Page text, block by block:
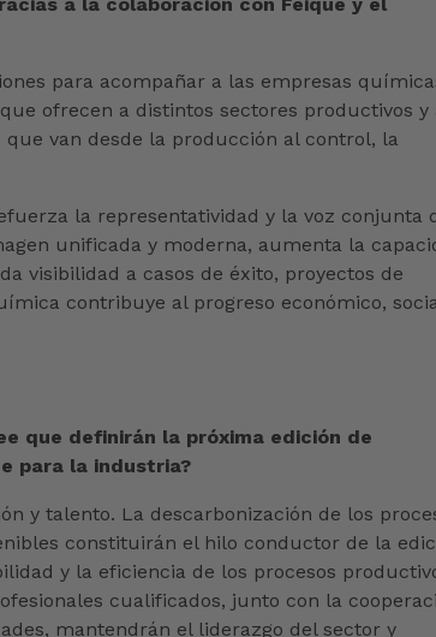
para acompañar a las empresas
ofrecen a distintos sectores productivos y
van desde la producción al control, la
la representatividad y la voz conjunta
unificada y moderna, aumenta la
visibilidad a casos de éxito, proyectos de
contribuye al progreso económico,
que definirán la próxima edición de
para la industria?
y talento. La descarbonización de los
constituirán el hilo conductor de la
y la eficiencia de los procesos
cualificados, junto con la
mantendrán el liderazgo del sector y